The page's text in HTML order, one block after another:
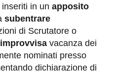
in un apposito
subentrare
di Scrutatore o
improvvisa vacanza dei
nominati presso
dichiarazione di